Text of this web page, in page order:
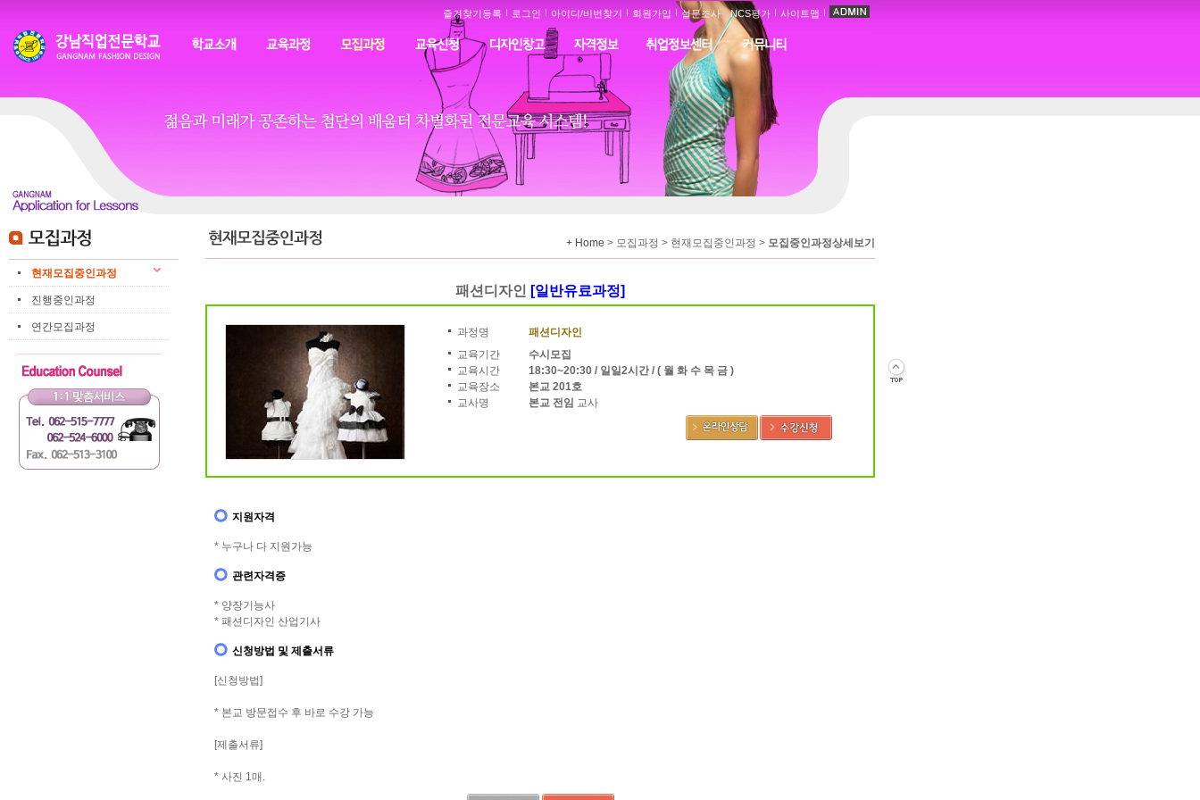
즐겨찾기등록 로그인 아이디/비번찾기 회원가입 설문조사 NCS평가 사이트맵
문
위
현재모집중인과정
진행중인과정
연간모집과정
크
문
+ Home > 모집과정 > 현재모집중인과정 > 모집중인과정상세보기
패션디자인 [일반유료과정]
과정명
패션디자인
교육기간
수시모집
교육시간
18:30~20:30 / 일일2시간 / ( 월 화 수 목 금 )
교육장소
본교 201호
교사명
본교 전임 교사
지원자격
* 누구나 다 지원가능
관련자격증
* 양장기능사
* 패션디자인 산업기사
신청방법 및 제출서류
[신청방법]
* 본교 방문접수 후 바로 수강 가능
[제출서류]
* 사진 1매.